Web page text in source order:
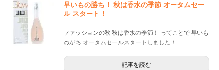
早いもの勝ち！ 秋は香水の季節 オータムセー
ル スタート！
ファッションの秋 秋は香水の季節！ ってことで 早いも
のがち オータムセールスタートしました！ ...
記事を読む